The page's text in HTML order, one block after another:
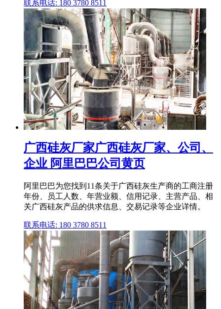
联系电话: 180 3780 8511
广西硅灰厂家广西硅灰厂家、公司、
企业 阿里巴巴公司黄页
阿里巴巴为您找到11条关于广西硅灰生产商的工商注册
年份、员工人数、年营业额、信用记录、主营产品、相
关广西硅灰产品的供求信息、交易记录等企业详情。
联系电话: 180 3780 8511